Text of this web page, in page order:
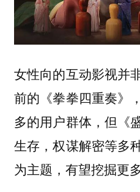
女性向的互动影视并
前的《拳拳四重奏》
多的用户群体，但《
生存，权谋解密等多
为主题，有望挖掘更